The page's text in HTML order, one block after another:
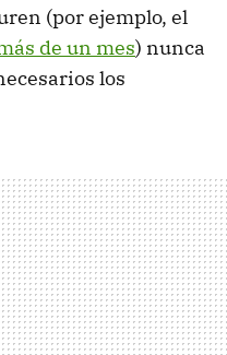
(por ejemplo, el
de un mes) nunca
los